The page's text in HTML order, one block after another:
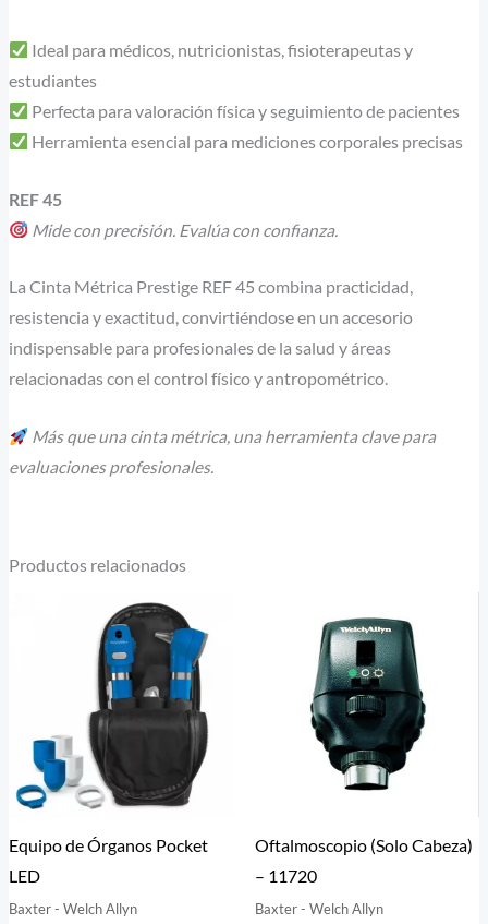
Ideal para médicos, nutricionistas, fisioterapeutas y
estudiantes
Perfecta para valoración física y seguimiento de pacientes
Herramienta esencial para mediciones corporales precisas
REF 45
Mide con precisión. Evalúa con confianza.
La Cinta Métrica Prestige REF 45 combina practicidad,
resistencia y exactitud, convirtiéndose en un accesorio
indispensable para profesionales de la salud y áreas
relacionadas con el control físico y antropométrico.
Más que una cinta métrica, una herramienta clave para
evaluaciones profesionales.
Productos relacionados
Equipo de Órganos Pocket
LED
Baxter - Welch Allyn
de
precios:
desde
$ 1.235.000
hasta
$ 1.532.628
pueden
elegir
Oftalmoscopio (Solo Cabeza)
– 11720
Baxter - Welch Allyn